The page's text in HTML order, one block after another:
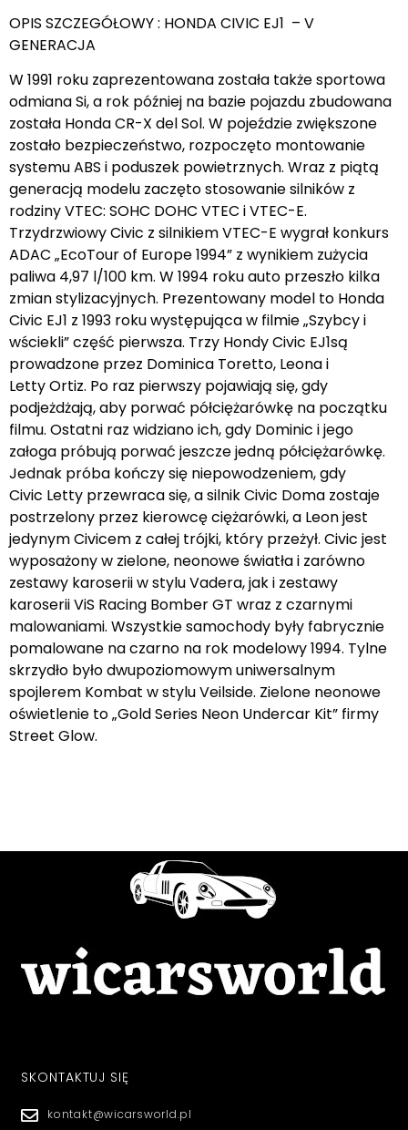
OPIS SZCZEGÓŁOWY : HONDA CIVIC EJ1 – V
GENERACJA
W 1991 roku zaprezentowana została także sportowa
odmiana Si, a rok później na bazie pojazdu zbudowana
została Honda CR-X del Sol. W pojeździe zwiększone
zostało bezpieczeństwo, rozpoczęto montowanie
systemu ABS i poduszek powietrznych. Wraz z piątą
generacją modelu zaczęto stosowanie silników z
rodziny VTEC: SOHC DOHC VTEC i VTEC-E.
Trzydrzwiowy Civic z silnikiem VTEC-E wygrał konkurs
ADAC „EcoTour of Europe 1994” z wynikiem zużycia
paliwa 4,97 l/100 km. W 1994 roku auto przeszło kilka
zmian stylizacyjnych. Prezentowany model to Honda
Civic EJ1 z 1993 roku występująca w filmie „Szybcy i
wściekli” część pierwsza. Trzy Hondy Civic EJ1są
prowadzone przez Dominica Toretto, Leona i
Letty Ortiz. Po raz pierwszy pojawiają się, gdy
podjeżdżają, aby porwać półciężarówkę na początku
filmu. Ostatni raz widziano ich, gdy Dominic i jego
załoga próbują porwać jeszcze jedną półciężarówkę.
Jednak próba kończy się niepowodzeniem, gdy
Civic Letty przewraca się, a silnik Civic Doma zostaje
postrzelony przez kierowcę ciężarówki, a Leon jest
jedynym Civicem z całej trójki, który przeżył. Civic jest
wyposażony w zielone, neonowe światła i zarówno
zestawy karoserii w stylu Vadera, jak i zestawy
karoserii ViS Racing Bomber GT wraz z czarnymi
malowaniami. Wszystkie samochody były fabrycznie
pomalowane na czarno na rok modelowy 1994. Tylne
skrzydło było dwupoziomowym uniwersalnym
spojlerem Kombat w stylu Veilside. Zielone neonowe
oświetlenie to „Gold Series Neon Undercar Kit” firmy
Street Glow.
SKONTAKTUJ SIĘ
kontakt@wicarsworld.pl